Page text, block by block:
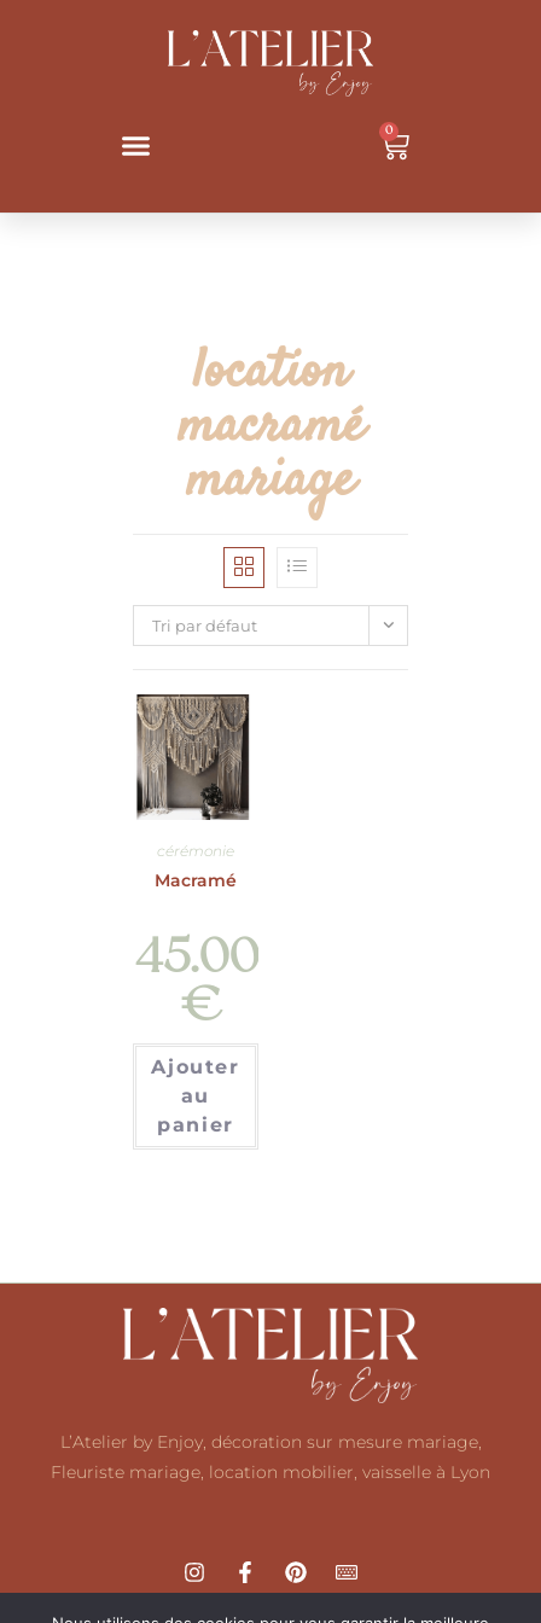
0
location
macramé
mariage
Tri par défaut
cérémonie
Macramé
45.00
€
Ajouter
au
panier
L’Atelier by Enjoy, décoration sur mesure mariage,
Fleuriste mariage, location mobilier, vaisselle à Lyon